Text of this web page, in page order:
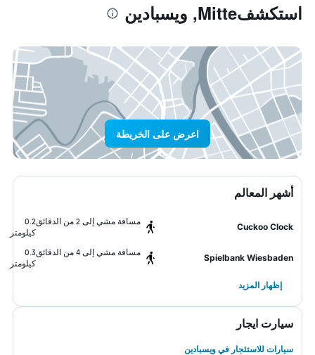
استكشفMitte, ويسبادين
اعرض على الخريطة
أشهر المعالم
Cuckoo Clock
مسافة مشي إلى 2 من الدقائق
0.2
كيلومتر
Spielbank Wiesbaden
مسافة مشي إلى 4 من الدقائق
0.3
كيلومتر
إظهار المزيد
سيارت ايجار
سيارات للاستئجار في ويسبادين